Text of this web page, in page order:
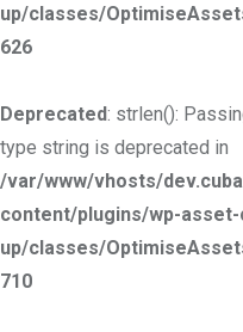
up/classes/
626
Deprecated: strlen():
type string is deprecated in
/var/www/vhosts/
content/plugins/wp-asset-
up/classes/
710